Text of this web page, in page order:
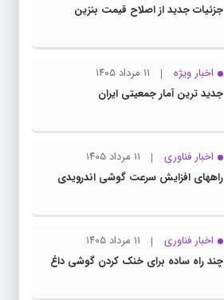
جزئیات جدید از اصلاح قیمت بنزین
اخبار ویژه
۱۱ مرداد ۱۴۰۵
جدید ترین آمار جمعیتی ایران
اخبار فناوری
۱۱ مرداد ۱۴۰۵
راههای افزایش سرعت گوشی اندرویدی
اخبار فناوری
۱۱ مرداد ۱۴۰۵
چند راه‌ ساده برای خنک کردن گوشی داغ